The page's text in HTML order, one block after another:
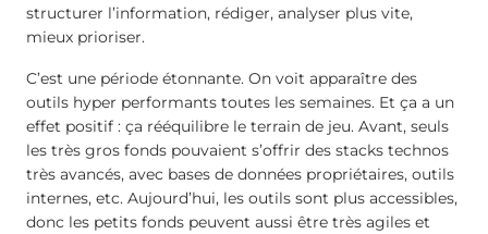
structurer l’information, rédiger, analyser plus vite,
mieux prioriser.
C’est une période étonnante. On voit apparaître des
outils hyper performants toutes les semaines. Et ça a un
effet positif : ça rééquilibre le terrain de jeu. Avant, seuls
les très gros fonds pouvaient s’offrir des stacks technos
très avancés, avec bases de données propriétaires, outils
internes, etc. Aujourd’hui, les outils sont plus accessibles,
donc les petits fonds peuvent aussi être très agiles et